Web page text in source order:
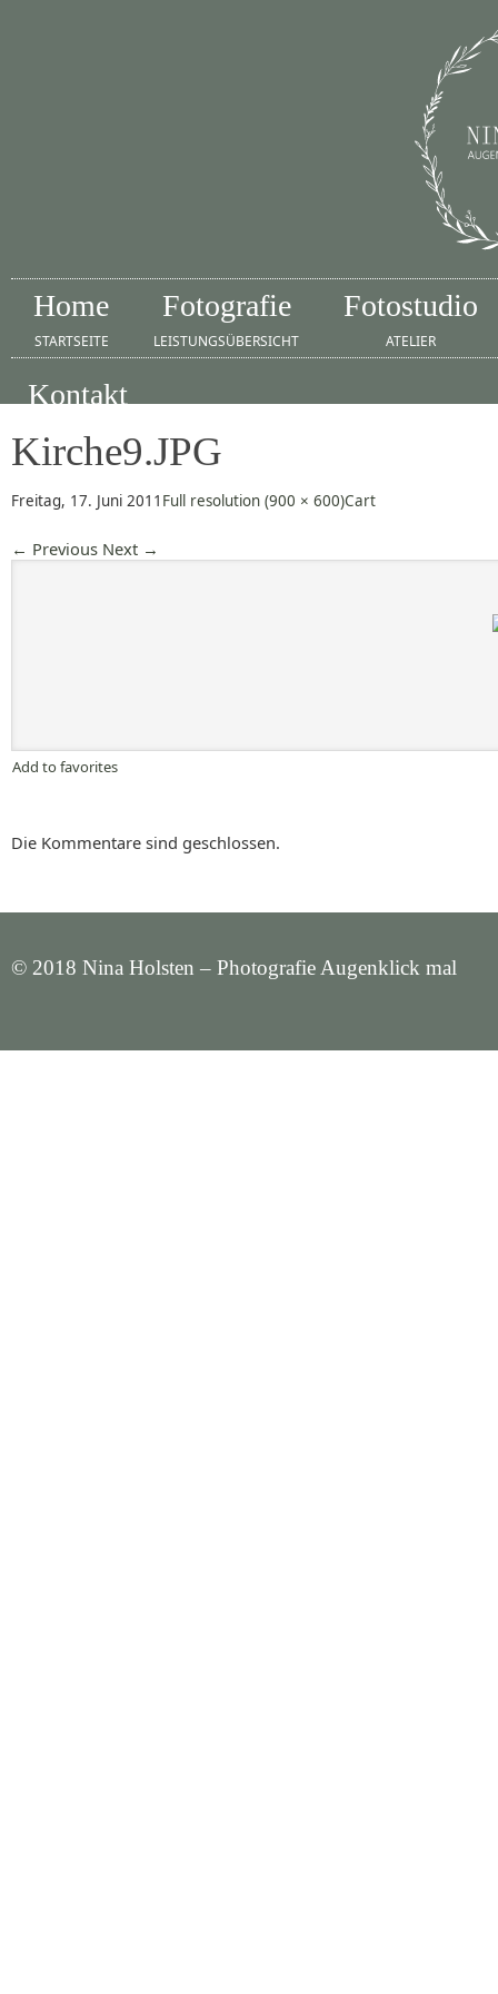
Home
STARTSEITE
Fotografie
LEISTUNGSÜBERSICHT
Fotostudio
ATELIER
Kontakt
Kirche9.JPG
Freitag, 17. Juni 2011 Full resolution (900 × 600)Cart
← Previous Next →
Add to favorites
Die Kommentare sind geschlossen.
© 2018 Nina Holsten – Photografie Augenklick mal